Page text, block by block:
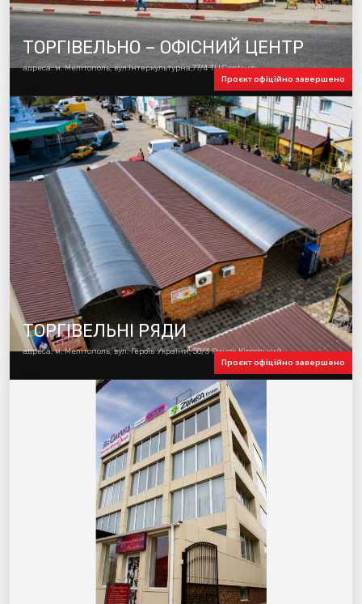
Проєкт офіційно завершено
ТОРГІВЕЛЬНО – ОФІСНИЙ ЦЕНТР
адреса: м. Мелітополь, вул.Інтеркультурна,77/4 ТЦ Centrum
Проєкт офіційно завершено
ТОРГІВЕЛЬНІ РЯДИ
адреса: м. Мелітополь, вул. Героїв України, 50/3 Ринок Кіровський